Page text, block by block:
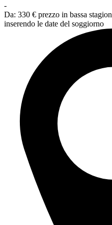
-
Da: 330 € prezzo in bassa
inserendo le date del soggiorno